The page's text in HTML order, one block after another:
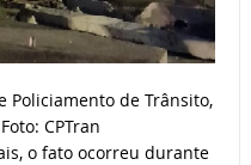
Policiamento de Trânsito,
CPTran
o fato ocorreu durante